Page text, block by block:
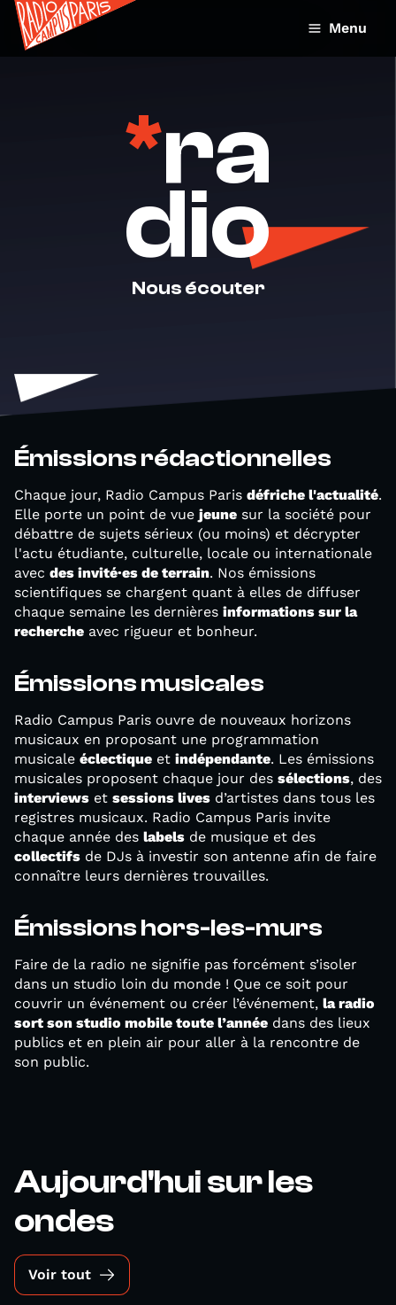
Menu
*ra
dio
Nous écouter
Émissions rédactionnelles
Chaque jour, Radio Campus Paris défriche l'actualité.
Elle porte un point de vue jeune sur la société pour
débattre de sujets sérieux (ou moins) et décrypter
l'actu étudiante, culturelle, locale ou internationale
avec des invité·es de terrain. Nos émissions
scientifiques se chargent quant à elles de diffuser
chaque semaine les dernières informations sur la
recherche avec rigueur et bonheur.
Émissions musicales
Radio Campus Paris ouvre de nouveaux horizons
musicaux en proposant une programmation
musicale éclectique et indépendante. Les émissions
musicales proposent chaque jour des sélections, des
interviews et sessions lives d’artistes dans tous les
registres musicaux. Radio Campus Paris invite
chaque année des labels de musique et des
collectifs de DJs à investir son antenne afin de faire
connaître leurs dernières trouvailles.
Émissions hors-les-murs
Faire de la radio ne signifie pas forcément s’isoler
dans un studio loin du monde ! Que ce soit pour
couvrir un événement ou créer l’événement, la radio
sort son studio mobile toute l’année dans des lieux
publics et en plein air pour aller à la rencontre de
son public.
Aujourd'hui sur les
ondes
Voir tout